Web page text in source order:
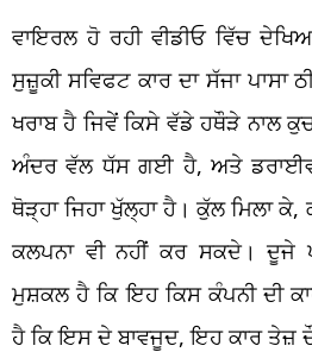
ਵਾਇਰਲ ਹੋ ਰਹੀ ਵੀਡੀਓ ਵਿੱਚ
ਸੁਜ਼ੂਕੀ ਸਵਿਫਟ ਕਾਰ ਦਾ ਸੱਜਾ ਪਾਸਾ
ਖਰਾਬ ਹੈ ਜਿਵੇਂ ਕਿਸੇ ਵੱਡੇ ਹਥੌੜੇ ਨਾਲ
ਅੰਦਰ ਵੱਲ ਧੱਸ ਗਈ ਹੈ, ਅਤੇ
ਥੋੜ੍ਹਾ ਜਿਹਾ ਖੁੱਲ੍ਹਾ ਹੈ। ਕੁੱਲ ਮਿਲਾ ਕੇ,
ਕਲਪਨਾ ਵੀ ਨਹੀਂ ਕਰ ਸਕਦੇ। ਦੂਜੇ
ਮੁਸ਼ਕਲ ਹੈ ਕਿ ਇਹ ਕਿਸ ਕੰਪਨੀ ਦੀ
ਹੈ ਕਿ ਇਸ ਦੇ ਬਾਵਜੂਦ, ਇਹ ਕਾਰ ਤੇਜ਼